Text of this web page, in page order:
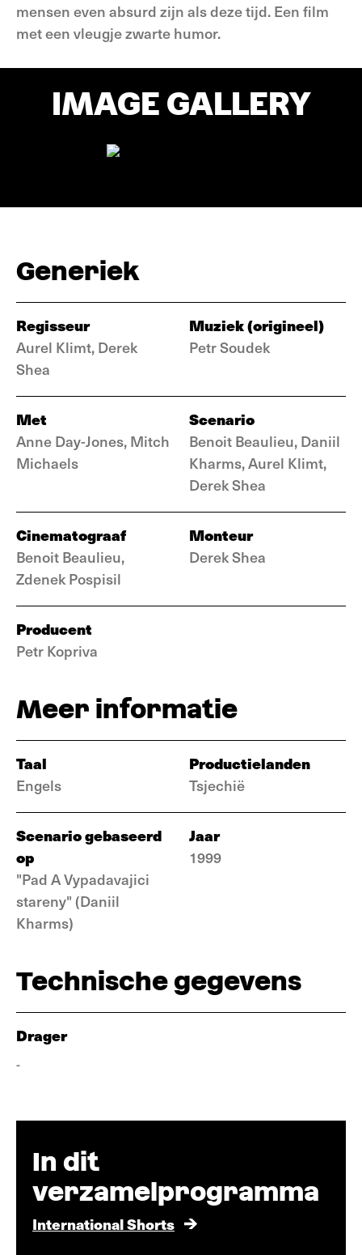
mensen even absurd zijn als deze tijd. Een film
met een vleugje zwarte humor.
IMAGE GALLERY
Generiek
Regisseur
Aurel Klimt, Derek
Shea
Muziek (origineel)
Petr Soudek
Met
Anne Day-Jones, Mitch
Michaels
Scenario
Benoit Beaulieu, Daniil
Kharms, Aurel Klimt,
Derek Shea
Cinematograaf
Benoit Beaulieu,
Zdenek Pospisil
Monteur
Derek Shea
Producent
Petr Kopriva
Meer informatie
Taal
Engels
Productielanden
Tsjechië
Scenario gebaseerd
op
"Pad A Vypadavajici
stareny" (Daniil
Kharms)
Jaar
1999
Technische gegevens
Drager
-
In dit
verzamelprogramma
International Shorts